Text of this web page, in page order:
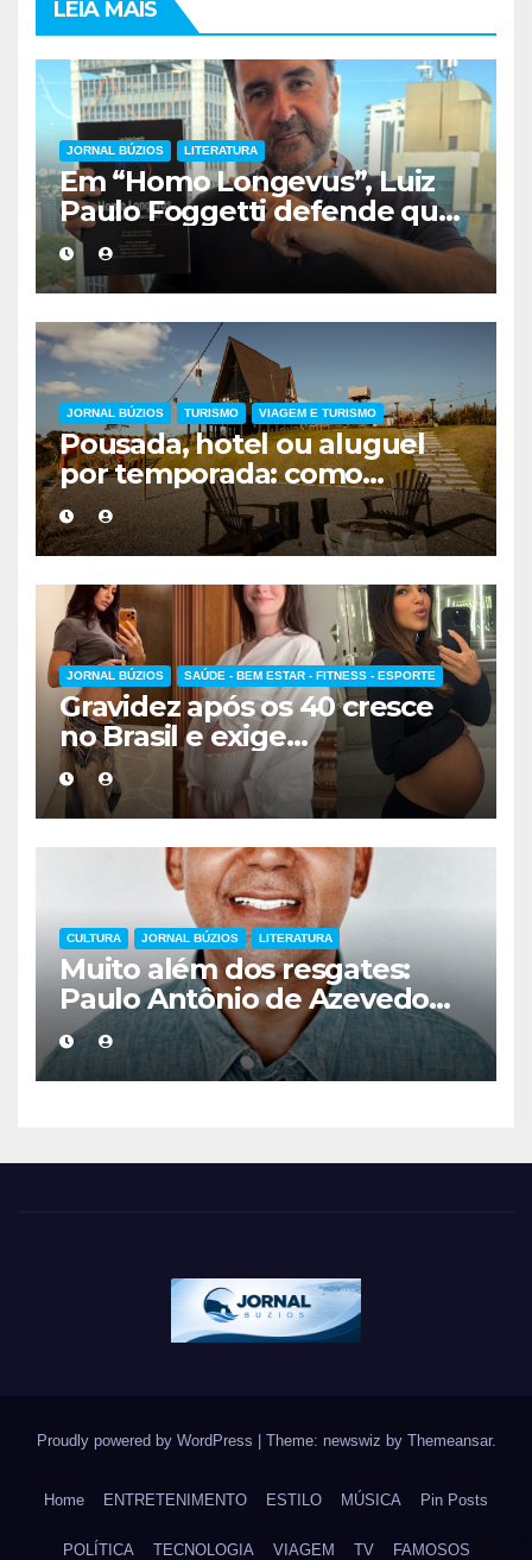
LEIA MAIS
JORNAL BÚZIOS LITERATURA
Em “Homo Longevus”, Luiz
Paulo Foggetti defende que
viver mais exigirá uma nova
forma de encarar a vida
JORNAL BÚZIOS TURISMO VIAGEM E TURISMO
Pousada, hotel ou aluguel
por temporada: como
escolher a melhor
hospedagem
JORNAL BÚZIOS SAÚDE - BEM ESTAR - FITNESS - ESPORTE
Gravidez após os 40 cresce
no Brasil e exige
acompanhamento médico
mais cuidadoso
CULTURA JORNAL BÚZIOS LITERATURA
Muito além dos resgates:
Paulo Antônio de Azevedo
eterniza a coragem, a
humanidade e a missão dos
guarda-vidas na literatura
Proudly powered by WordPress Theme: newswiz by Themeansar.
Home ENTRETENIMENTO ESTILO MÚSICA Pin Posts
POLÍTICA TECNOLOGIA VIAGEM TV FAMOSOS